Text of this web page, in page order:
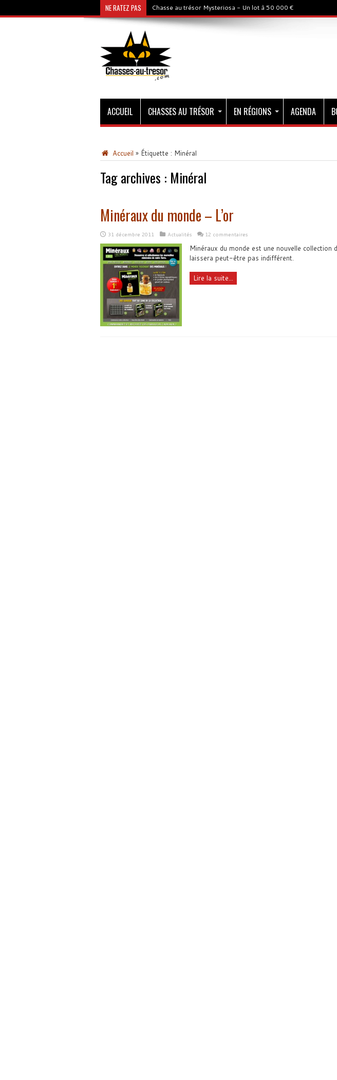
NE RATEZ PAS Chasse au trésor Mysteriosa - Un lot à 50 000 €
ACCUEIL CHASSES AU TRÉSOR EN RÉGIONS AGENDA
Accueil » Étiquette : Minéral
Tag archives : Minéral
Minéraux du monde – L’or
31 décembre 2011 Actualités 12 commentaires
Minéraux du monde est une nouvelle collection
laissera peut-être pas indifférent.
Lire la suite...